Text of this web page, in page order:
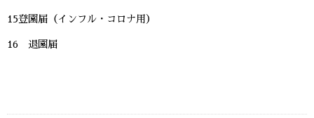
15登園届（インフル・コロナ用）
16 退園届